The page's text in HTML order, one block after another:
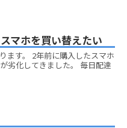
マホを買い替えたい
ます。 2年前に購入したスマホ
劣化してきました。 毎日配達